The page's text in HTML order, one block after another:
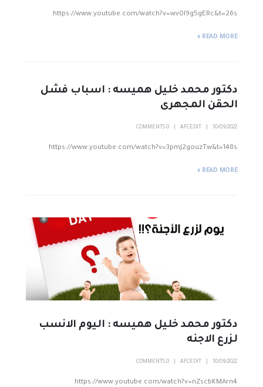
https://www.youtube.com/watch?v=wv0l9g5gERc&t=26s
READ MORE +
دكتور محمد خليل هميسه : اسباب فشل
الحقن المجهرى
10/09/2022
AFCEDIT
0 COMMENTS
https://www.youtube.com/watch?v=3pmJ2gouzTw&t=148s
READ MORE +
دكتور محمد خليل هميسه : اليوم الانسب
لزرع الاجنه
10/09/2022
AFCEDIT
0 COMMENTS
https://www.youtube.com/watch?v=nZscbKMArn4